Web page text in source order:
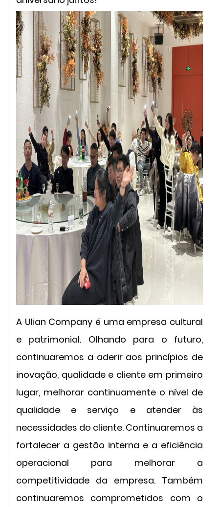
A Ulian Company é uma empresa cultural
e patrimonial. Olhando para o futuro,
continuaremos a aderir aos princípios de
inovação, qualidade e cliente em primeiro
lugar, melhorar continuamente o nível de
qualidade e serviço e atender às
necessidades do cliente. Continuaremos a
fortalecer a gestão interna e a eficiência
operacional para melhorar a
competitividade da empresa. Também
continuaremos comprometidos com o